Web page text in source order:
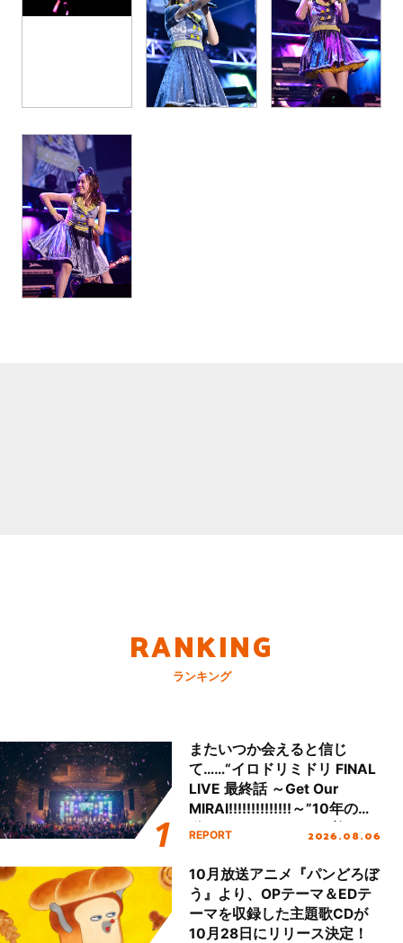
RANKING
ランキング
またいつか会えると信じ
て……“イロドリミドリ FINAL
LIVE 最終話 ～Get Our
MIRAI!!!!!!!!!!!!!!～”10年の活
動を経てファイナルを迎える
REPORT 2026.08.06
10月放送アニメ『パンどろぼ
う』より、OPテーマ＆EDテ
ーマを収録した主題歌CDが
10月28日にリリース決定！